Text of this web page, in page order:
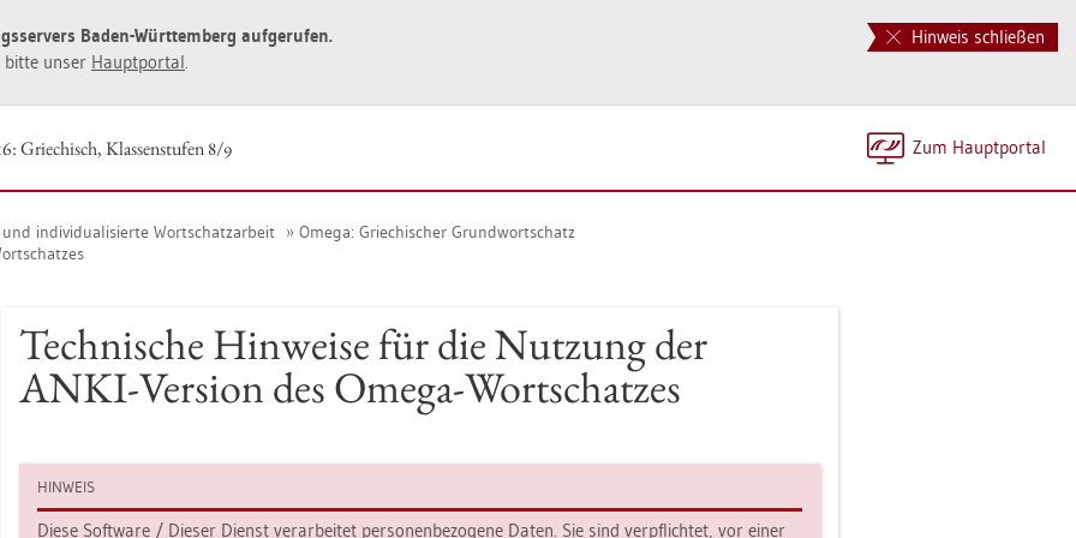
Hinweis schließen
Baden-Würt­tem­berg auf­ge­ru­fen.
bitte unser Haupt­por­tal.
Zum Haupt­por­tal
Grie­chisch, Klas­sen­stu­fen 8/9
in­di­vi­dua­li­sier­te Wort­schatz­ar­beit
Omega: Grie­chi­scher Grund­wort­schatz
Tech­ni­sche Hin­wei­se für die Nut­zung der
ANKI-Ver­si­on des Omega-Wort­schat­zes
HIN­WEIS
Diese Soft­ware / Die­ser Dienst ver­ar­bei­tet per­so­nen­be­zo­ge­ne Daten. Sie sind ver­pflich­tet, vor einer